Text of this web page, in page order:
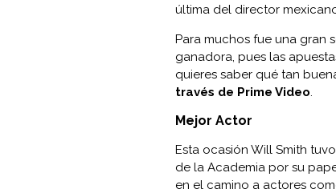
última del director
Para muchos fue una gran
ganadora, pues las
quieres saber qué tan
través de Prime Video.
Mejor Actor
Esta ocasión Will Smith
de la Academia por su
en el camino a actores